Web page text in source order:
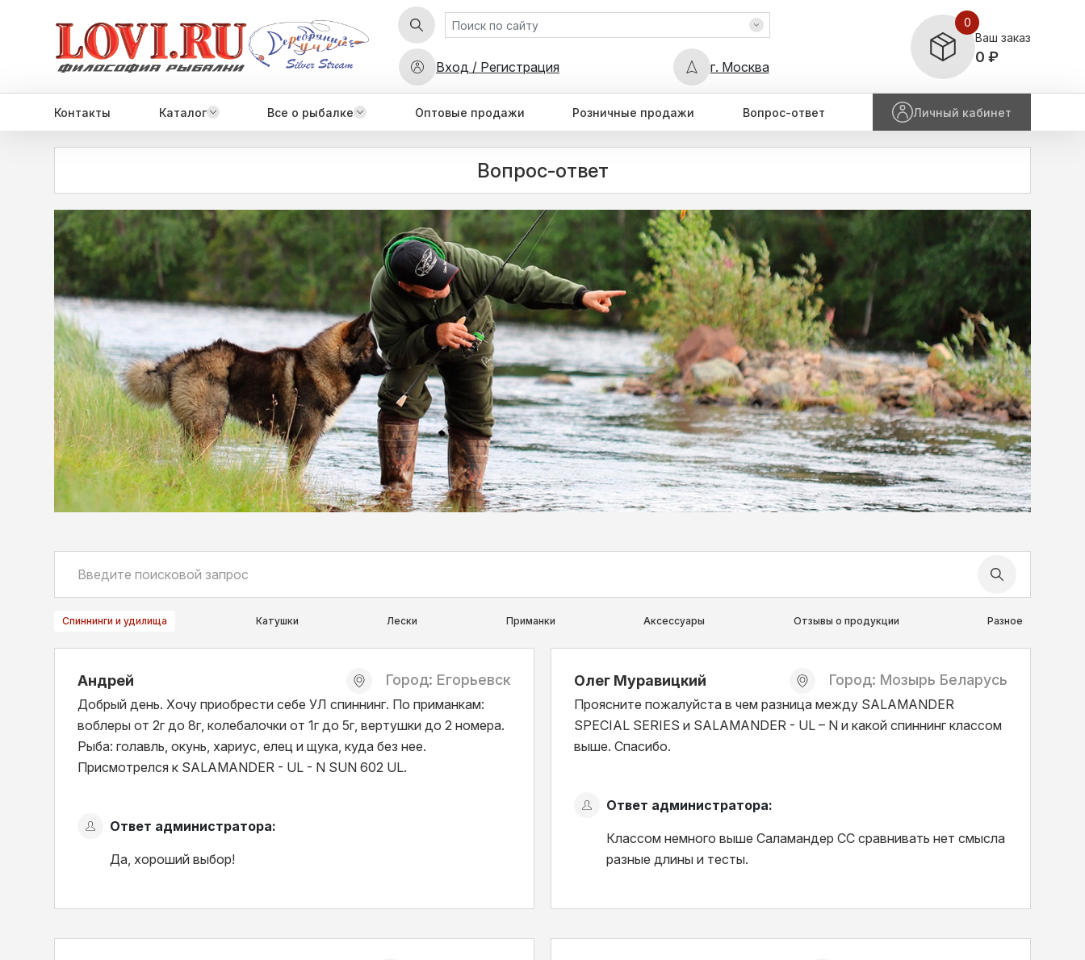
Вход / Регистрация г. Москва
0
Ваш заказ
0 ₽
Контакты Каталог Все о рыбалке Оптовые продажи Розничные продажи Вопрос-ответ Личный кабинет
Вопрос-ответ
Спиннинги и удилища Катушки Лески Приманки Аксессуары Отзывы о продукции Разное
Андрей Город: Егорьевск
Добрый день. Хочу приобрести себе УЛ спиннинг. По приманкам:
воблеры от 2г до 8г, колебалочки от 1г до 5г, вертушки до 2 номера.
Рыба: голавль, окунь, хариус, елец и щука, куда без нее.
Присмотрелся к SALAMANDER - UL - N SUN 602 UL.
Ответ администратора:
Да, хороший выбор!
Олег Муравицкий Город: Мозырь Беларусь
Проясните пожалуйста в чем разница между SALAMANDER
SPECIAL SERIES и SALAMANDER - UL – N и какой спиннинг классом
выше. Спасибо.
Ответ администратора:
Классом немного выше Саламандер СС сравнивать нет смысла
разные длины и тесты.